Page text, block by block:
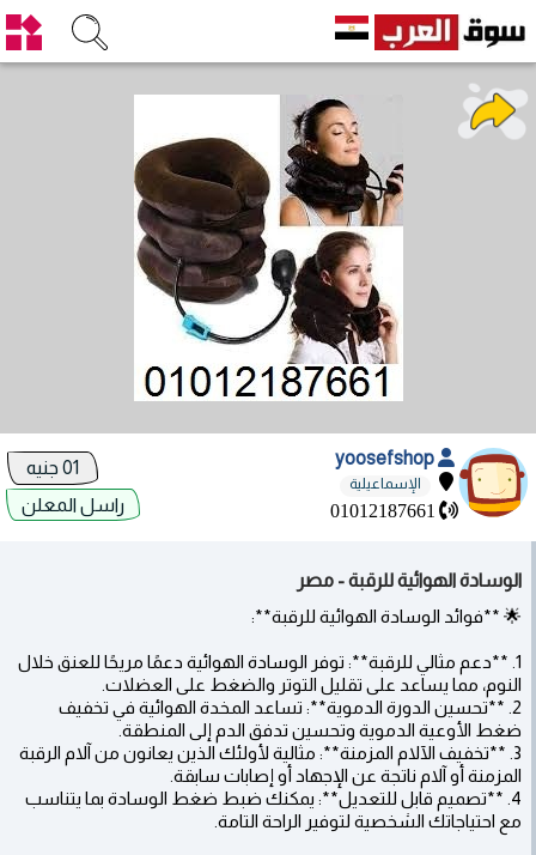
الإسماعيلية
01012187661
راسل المعلن
الوسادة الهوائية للرقبة - مصر
🌟 **فوائد الوسادة الهوائية للرقبة**:
1. **دعم مثالي للرقبة**: توفر الوسادة الهوائية دعمًا مريحًا للعنق خلال
النوم، مما يساعد على تقليل التوتر والضغط على العضلات.
2. **تحسين الدورة الدموية**: تساعد المخدة الهوائية في تخفيف
ضغط الأوعية الدموية وتحسين تدفق الدم إلى المنطقة.
3. **تخفيف الآلام المزمنة**: مثالية لأولئك الذين يعانون من آلام الرقبة
المزمنة أو آلام ناتجة عن الإجهاد أو إصابات سابقة.
4. **تصميم قابل للتعديل**: يمكنك ضبط ضغط الوسادة بما يتناسب
مع احتياجاتك الشخصية لتوفير الراحة التامة.